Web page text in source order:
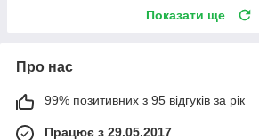
Показати ще
Про нас
99% позитивних з 95 відгуків за рік
Працює з 29.05.2017